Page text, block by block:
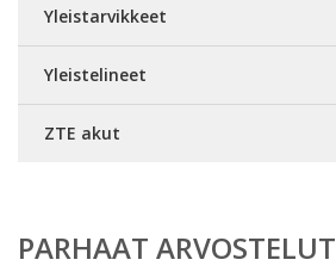
Yleistarvikkeet
Yleistelineet
ZTE akut
PARHAAT ARVOSTELUT